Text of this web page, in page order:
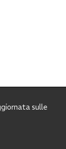
sulle